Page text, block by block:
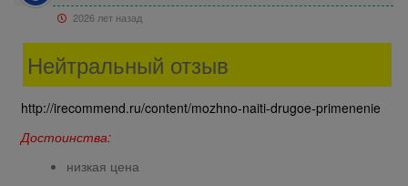
2026 лет назад
Нейтральный отзыв
http://irecommend.ru/content/mozhno-naiti-drugoe-primenenie
Достоинства:
низкая цена